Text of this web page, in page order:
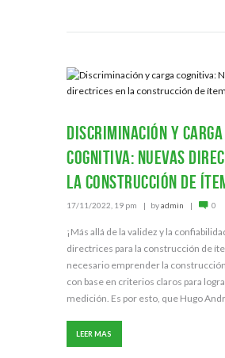
Discriminación y carga
cognitiva: Nuevas
la construcción de
17/11/2022, 19 pm byadmin 0
¡Más allá de la validez y la
directrices para la construcción de
necesario emprender la
con base en criterios claros para
medición. Es por esto, que Hugo
LEER MAS